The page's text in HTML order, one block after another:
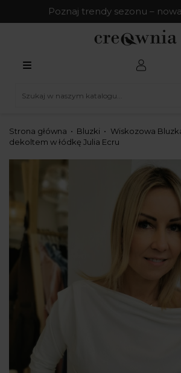
Poznaj trendy sezonu –
Strona główna Bluzki
Wiskozowa
dekoltem w łódkę Julia Ecru